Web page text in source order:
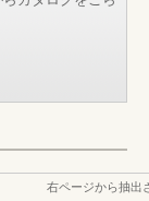
右ページから抽出